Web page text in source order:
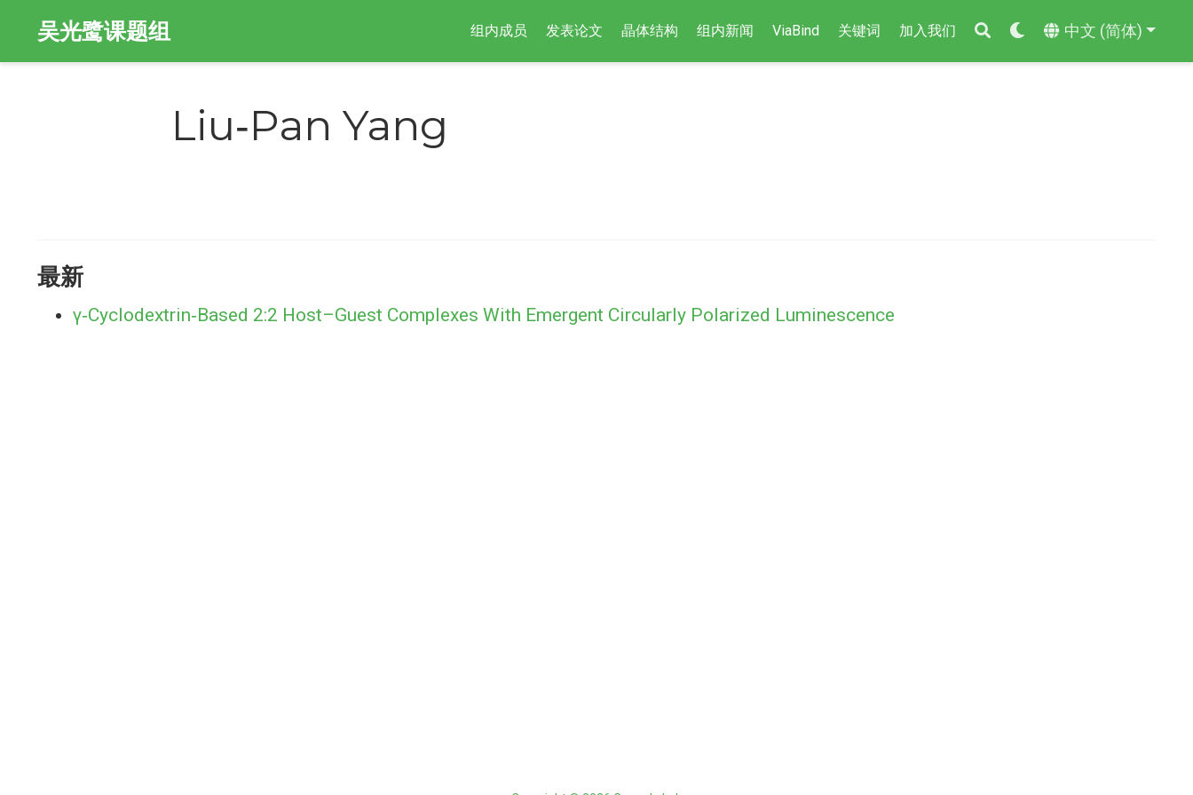
吴光鹭课题组 组内成员 发表论文 晶体结构 组内新闻 ViaBind 关键词 加入我们 中文 (简体)
Liu‐Pan Yang
最新
γ‐Cyclodextrin‐Based 2:2 Host–Guest Complexes With Emergent Circularly Polarized Luminescence